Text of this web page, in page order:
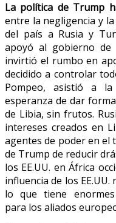
La política de Trump
entre la negligencia y
del país a Rusia y
apoyó al gobierno de
invirtió el rumbo en
decidido a controlar
Pompeo, asistió a
esperanza de dar
de Libia, sin frutos.
intereses creados en
agentes de poder en el
de Trump de reducir
los EE.UU. en África
influencia de los
lo que tiene enormes
para los aliados